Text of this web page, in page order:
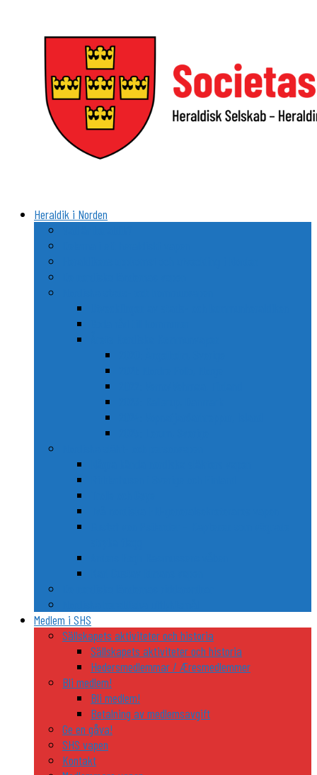
Heraldik i Norden
Medlem i SHS
Sällskapets aktiviteter och historia
Sällskapets aktiviteter och historia
Hedersmedlemmar / Æresmedlemmer
Bli medlem!
Bli medlem!
Betalning av medlemsavgift
Ge en gåva!
SHS vapen
Kontakt